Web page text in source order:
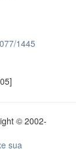
1445
© 2002-
sua